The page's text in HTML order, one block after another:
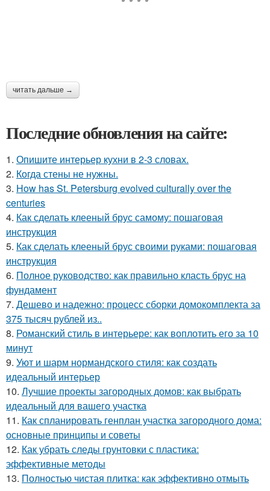
читать дальше →
Последние обновления на сайте:
1. Опишите интерьер кухни в 2-3 словах.
2. Когда стены не нужны.
3. How has St. Petersburg evolved culturally over the
centuries
4. Как сделать клееный брус самому: пошаговая
инструкция
5. Как сделать клееный брус своими руками: пошаговая
инструкция
6. Полное руководство: как правильно класть брус на
фундамент
7. Дешево и надежно: процесс сборки домокомплекта за
375 тысяч рублей из..
8. Романский стиль в интерьере: как воплотить его за 10
минут
9. Уют и шарм нормандского стиля: как создать
идеальный интерьер
10. Лучшие проекты загородных домов: как выбрать
идеальный для вашего участка
11. Как спланировать генплан участка загородного дома:
основные принципы и советы
12. Как убрать следы грунтовки с пластика:
эффективные методы
13. Полностью чистая плитка: как эффективно отмыть